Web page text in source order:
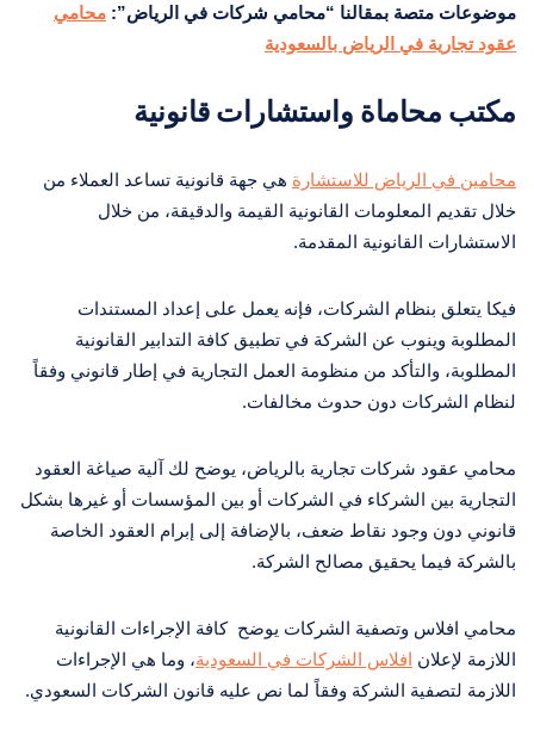
موضوعات متصة بمقالنا “محامي شركات في الرياض”: محامي
عقود تجارية في الرياض بالسعودية
مكتب محاماة واستشارات قانونية
محامين في الرياض للاستشارة هي جهة قانونية تساعد العملاء من
خلال تقديم المعلومات القانونية القيمة والدقيقة، من خلال
الاستشارات القانونية المقدمة.
فيكا يتعلق بنظام الشركات، فإنه يعمل على إعداد المستندات
المطلوبة وينوب عن الشركة في تطبيق كافة التدابير القانونية
المطلوبة، والتأكد من منظومة العمل التجارية في إطار قانوني وفقاً
لنظام الشركات دون حدوث مخالفات.
محامي عقود شركات تجارية بالرياض، يوضح لك آلية صياغة العقود
التجارية بين الشركاء في الشركات أو بين المؤسسات أو غيرها بشكل
قانوني دون وجود نقاط ضعف، بالإضافة إلى إبرام العقود الخاصة
بالشركة فيما يحقيق مصالح الشركة.
محامي افلاس وتصفية الشركات يوضح كافة الإجراءات القانونية
اللازمة لإعلان افلاس الشركات في السعودية، وما هي الإجراءات
اللازمة لتصفية الشركة وفقاً لما نص عليه قانون الشركات السعودي.